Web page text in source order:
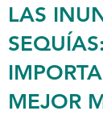
LAS
MEJOR